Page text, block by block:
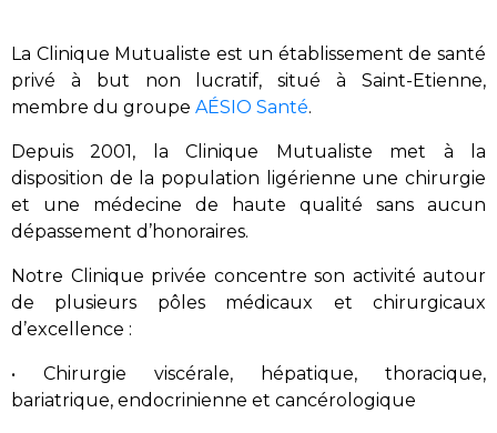
La Clinique Mutualiste est un établissement de santé
privé à but non lucratif, situé à Saint-Etienne,
membre du groupe AÉSIO Santé.
Depuis 2001, la Clinique Mutualiste met à la
disposition de la population ligérienne une chirurgie
et une médecine de haute qualité sans aucun
dépassement d’honoraires.
Notre Clinique privée concentre son activité autour
de plusieurs pôles médicaux et chirurgicaux
d’excellence :
• Chirurgie viscérale, hépatique, thoracique,
bariatrique, endocrinienne et cancérologique